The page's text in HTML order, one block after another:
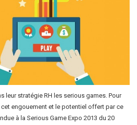
leur stratégie RH les serious games. Pour
engouement et le potentiel offert par ce
à la Serious Game Expo 2013 du 20